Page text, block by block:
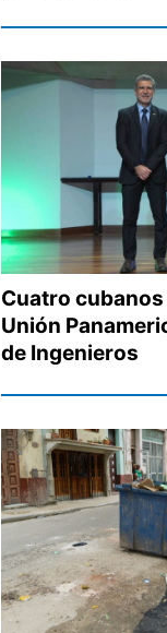
Cuatro
Unión
de Ingenieros